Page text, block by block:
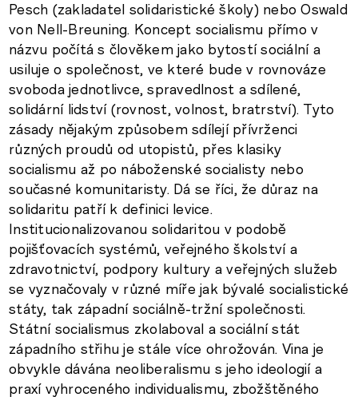
Pesch (zakladatel solidaristické školy) nebo Oswald
von Nell-Breuning. Koncept socialismu přímo v
názvu počítá s člověkem jako bytostí sociální a
usiluje o společnost, ve které bude v rovnováze
svoboda jednotlivce, spravedlnost a sdílené,
solidární lidství (rovnost, volnost, bratrství). Tyto
zásady nějakým způsobem sdílejí přívrženci
různých proudů od utopistů, přes klasiky
socialismu až po náboženské socialisty nebo
současné komunitaristy. Dá se říci, že důraz na
solidaritu patří k definici levice.
Institucionalizovanou solidaritou v podobě
pojišťovacích systémů, veřejného školství a
zdravotnictví, podpory kultury a veřejných služeb
se vyznačovaly v různé míře jak bývalé socialistické
státy, tak západní sociálně-tržní společnosti.
Státní socialismus zkolaboval a sociální stát
západního střihu je stále více ohrožován. Vina je
obvykle dávána neoliberalismu s jeho ideologií a
praxí vyhroceného individualismu, zbožštěného